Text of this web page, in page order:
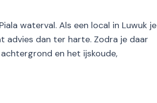
waterval. Als een local in Luwuk je
advies dan ter harte. Zodra je daar
en het ijskoude,